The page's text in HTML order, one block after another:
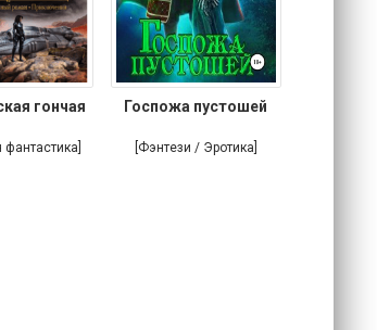
гончая Госпожа пустошей
[Фэнтези / Эротика]